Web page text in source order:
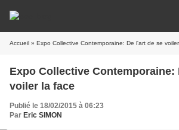
Accueil » Expo Collective Contemporaine: De l'art de se
Expo Collective Contemporaine:
voiler la face
Publié le 18/02/2015 à 06:23
Par Eric SIMON